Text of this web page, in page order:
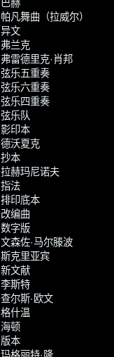
巴赫
帕凡舞曲（拉威尔）
异文
弗兰克
弗雷德里克·肖邦
弦乐五重奏
弦乐六重奏
弦乐四重奏
弦乐队
影印本
德沃夏克
抄本
拉赫玛尼诺夫
指法
排印底本
改编曲
数字版
文森佐·马尔滕波
斯克里亚宾
新文献
李斯特
查尔斯·欧文
格什温
海顿
版本